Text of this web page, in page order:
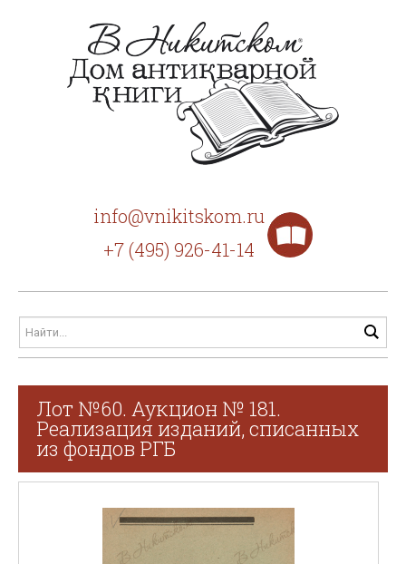
info@vnikitskom.ru
+7 (495) 926-41-14
Лот №60. Аукцион № 181.
Реализация изданий, списанных
из фондов РГБ